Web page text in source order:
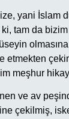
yani İslam
tam da
etmekten
meşhur
ve av
çekilmiş,